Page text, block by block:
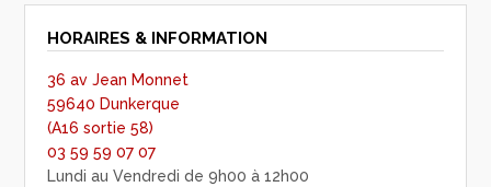
HORAIRES & INFORMATION
36 av Jean Monnet
59640 Dunkerque
(A16 sortie 58)
03 59 59 07 07
Lundi au Vendredi de 9h00 à 12h00